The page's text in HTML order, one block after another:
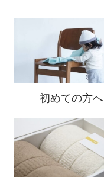
初めての方へ